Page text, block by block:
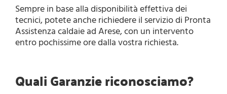
Sempre in base alla disponibilità effettiva dei
tecnici, potete anche richiedere il servizio di Pronta
Assistenza caldaie ad Arese, con un intervento
entro pochissime ore dalla vostra richiesta.
Quali Garanzie riconosciamo?